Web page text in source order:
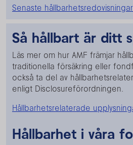
Senaste
Så hållbart är ditt
Läs mer om hur AMF främjar
traditionella försäkring eller
också ta del av
enligt Disclosureförordningen.
Hållbarhetsrelaterade
Hållbarhet i våra